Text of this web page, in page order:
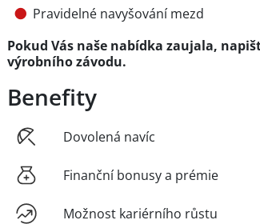
Pravidelné navyšování mezd
Pokud Vás naše nabídka zaujala,
výrobního závodu.
Benefity
Dovolená navíc
Finanční bonusy a prémie
Možnost kariérního růstu